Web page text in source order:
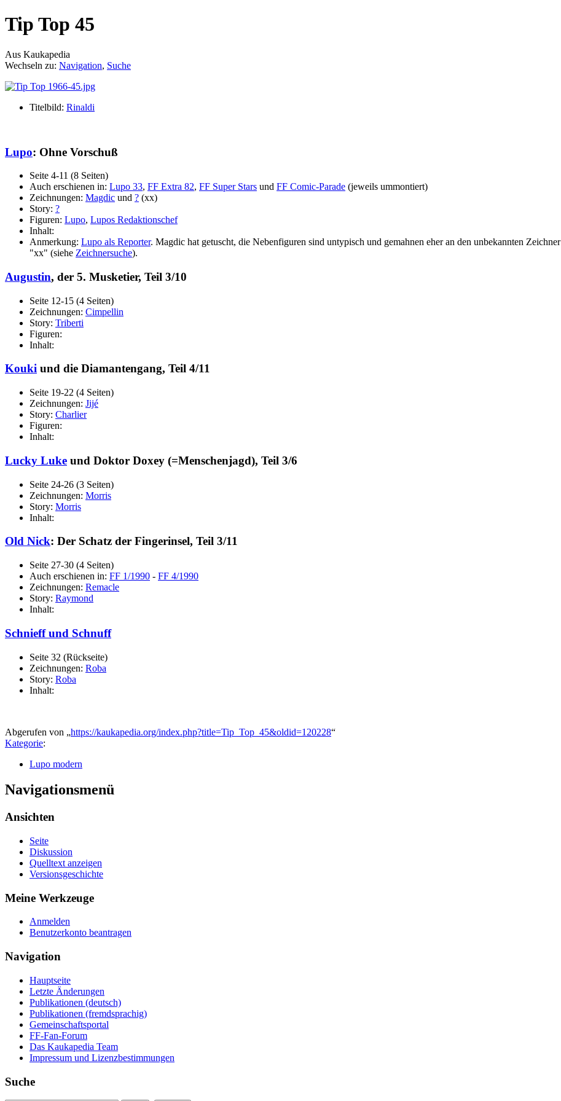
Tip Top 45
Aus Kaukapedia
Wechseln zu: Navigation, Suche
Titelbild: Rinaldi
Lupo: Ohne Vorschuß
Seite 4-11 (8 Seiten)
Auch erschienen in: Lupo 33, FF Extra 82, FF Super Stars und FF Comic-Parade (jeweils ummontiert)
Zeichnungen: Magdic und ? (xx)
Story: ?
Figuren: Lupo, Lupos Redaktionschef
Inhalt:
Anmerkung: Lupo als Reporter. Magdic hat getuscht, die Nebenfiguren sind untypisch und gemahnen eher an den unbekannten Zeichner
"xx" (siehe Zeichnersuche).
Augustin, der 5. Musketier, Teil 3/10
Seite 12-15 (4 Seiten)
Zeichnungen: Cimpellin
Story: Triberti
Figuren:
Inhalt:
Kouki und die Diamantengang, Teil 4/11
Seite 19-22 (4 Seiten)
Zeichnungen: Jijé
Story: Charlier
Figuren:
Inhalt:
Lucky Luke und Doktor Doxey (=Menschenjagd), Teil 3/6
Seite 24-26 (3 Seiten)
Zeichnungen: Morris
Story: Morris
Inhalt:
Old Nick: Der Schatz der Fingerinsel, Teil 3/11
Seite 27-30 (4 Seiten)
Auch erschienen in: FF 1/1990 - FF 4/1990
Zeichnungen: Remacle
Story: Raymond
Inhalt:
Schnieff und Schnuff
Seite 32 (Rückseite)
Zeichnungen: Roba
Story: Roba
Inhalt:
Abgerufen von „https://kaukapedia.org/index.php?title=Tip_Top_45&oldid=120228“
Kategorie:
Lupo modern
Navigationsmenü
Ansichten
Seite
Diskussion
Quelltext anzeigen
Versionsgeschichte
Meine Werkzeuge
Anmelden
Benutzerkonto beantragen
Navigation
Hauptseite
Letzte Änderungen
Publikationen (deutsch)
Publikationen (fremdsprachig)
Gemeinschaftsportal
FF-Fan-Forum
Das Kaukapedia Team
Impressum und Lizenzbestimmungen
Suche